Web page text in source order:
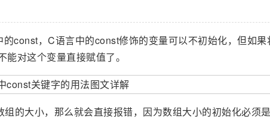
const，C语言中的const修饰的变量可以不初始化，但如果
对这个变量直接赋值了。
的大小，那么就会直接报错，因为数组大小的初始化必须